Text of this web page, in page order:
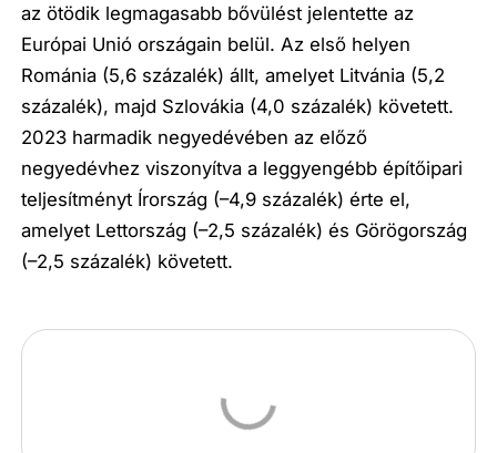
az ötödik legmagasabb bővülést jelentette az
Európai Unió országain belül. Az első helyen
Románia (5,6 százalék) állt, amelyet Litvánia (5,2
százalék), majd Szlovákia (4,0 százalék) követett.
2023 harmadik negyedévében az előző
negyedévhez viszonyítva a leggyengébb építőipari
teljesítményt Írország (–4,9 százalék) érte el,
amelyet Lettország (–2,5 százalék) és Görögország
(–2,5 százalék) követett.